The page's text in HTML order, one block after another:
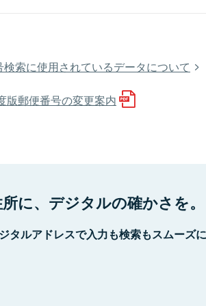
検索に使用されているデータについて
版郵便番号の変更案内
に、デジタルの確かさを。
タルアドレスで入力も検索もスムーズ